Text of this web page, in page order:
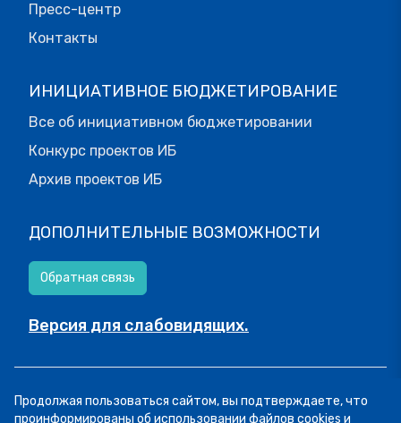
Пресс-центр
Контакты
ИНИЦИАТИВНОЕ БЮДЖЕТИРОВАНИЕ
Все об инициативном бюджетировании
Конкурс проектов ИБ
Архив проектов ИБ
ДОПОЛНИТЕЛЬНЫЕ ВОЗМОЖНОСТИ
Обратная связь
Версия для слабовидящих.
Все права защищены.Пользовательское соглашение
Продолжая пользоваться сайтом, вы подтверждаете, что
проинформированы об использовании файлов cookies и